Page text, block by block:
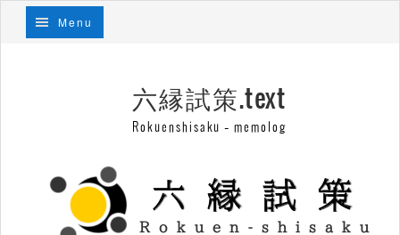
Menu
六縁試策.text
Rokuenshisaku – memolog